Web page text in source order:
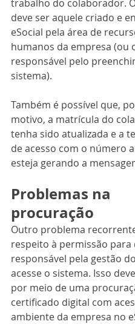
trabalho do colaborador.
deve ser aquele criado e
eSocial pela área de
humanos da empresa (ou
responsável pelo
sistema).
Também é possível que,
motivo, a matrícula do
tenha sido atualizada e a
de acesso com o número
esteja gerando a
Problemas na
procuração
Outro problema
respeito à permissão para
responsável pela gestão
acesse o sistema. Isso
por meio de uma
certificado digital com
ambiente da empresa no